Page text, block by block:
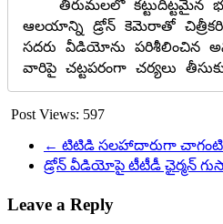
ఆలయాన్ని డ్రోన్ కెమెరాతో
సదరు వీడియోను పరిశీలించిన
వారిపై చట్టపరంగా చర్యలు
Post Views: 597
← టిటిడి సలహాదారుగా చాగంటి
డ్రోన్ వీడియోపై టీటీడీ ఛైర్మన్
Leave a Reply